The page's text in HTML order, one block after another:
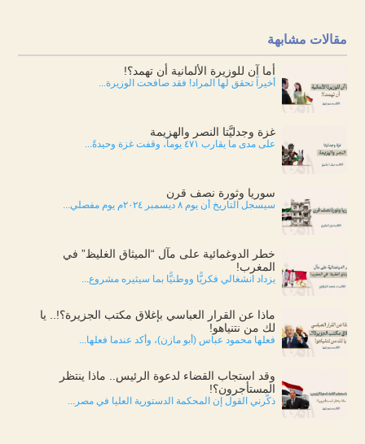
مقالات مشابهة
أما آن للوزيرة الألمانية أن تهمد؟!
أخيراً تحقق لها المراد! فقد صافحت الوزيرة...
غزة وجدليَّتا النصر والهزيمة
على مدى ما يقارب ٤٧١ يوماً، وقفت غزة وحيدةً...
سوريا وثورة نصف قرن
سيسجل التاريخ أن يوم ٨ ديسمبر ٢٠٢٤م يوم مفصلي...
خطر الدوغمائية على مآل “الميثاق الغليظ” في
المغرب!
يزداد انشغالي فكريًّا ووطنيًّا بما سيثيره مشروع...
ماذا عن القرار العباسي بإغلاق مكتب الجزيرة؟!.. يا
لك من نتنياهو!
فعلها محمود عباس (أبو مازن)، وأكد عندما فعلها...
وقد استجاب القضاء لدعوة الرئيس.. ماذا ينتظر
المستأجرون؟!
ذكّرني القول إن المحكمة الدستورية العليا في مصر...